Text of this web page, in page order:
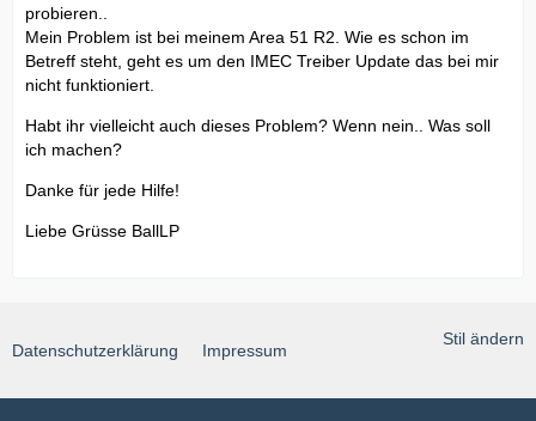
probieren..
Mein Problem ist bei meinem Area 51 R2. Wie es schon im
Betreff steht, geht es um den IMEC Treiber Update das bei mir
nicht funktioniert.
Habt ihr vielleicht auch dieses Problem? Wenn nein.. Was soll
ich machen?
Danke für jede Hilfe!
Liebe Grüsse BallLP
Stil ändern
Datenschutzerklärung Impressum